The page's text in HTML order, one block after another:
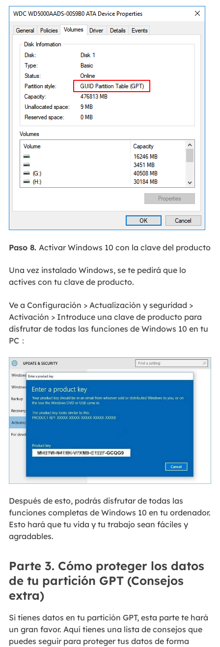
Paso 8. Activar Windows 10 con la clave del producto
Una vez instalado Windows, se te pedirá que lo
actives con tu clave de producto.
Ve a Configuración > Actualización y seguridad >
Activación > Introduce una clave de producto para
disfrutar de todas las funciones de Windows 10 en tu
PC：
Después de esto, podrás disfrutar de todas las
funciones completas de Windows 10 en tu ordenador.
Esto hará que tu vida y tu trabajo sean fáciles y
agradables.
Parte 3. Cómo proteger los datos
de tu partición GPT (Consejos
extra)
Si tienes datos en tu partición GPT, esta parte te hará
un gran favor. Aquí tienes una lista de consejos que
puedes seguir para proteger tus datos de forma